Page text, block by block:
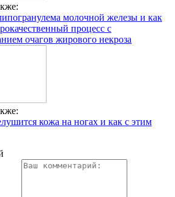
молочной железы и как
процесс с
очагов жирового некроза
кожа на ногах и как с этим